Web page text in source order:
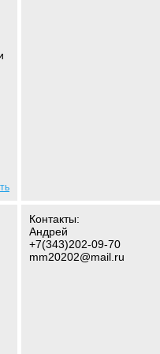
Контакты:
Андрей
+7(343)202-09-70
mm20202@mail.ru